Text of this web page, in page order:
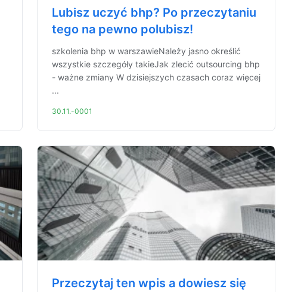
Lubisz uczyć bhp? Po przeczytaniu
tego na pewno polubisz!
szkolenia bhp w warszawieNależy jasno określić
wszystkie szczegóły takieJak zlecić outsourcing bhp
- ważne zmiany W dzisiejszych czasach coraz więcej
...
30.11.-0001
Przeczytaj ten wpis a dowiesz się